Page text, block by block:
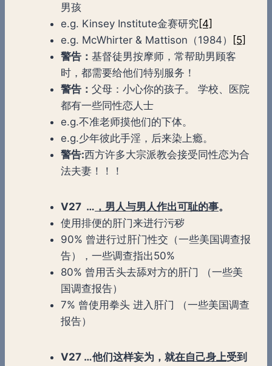
男孩
e.g. Kinsey Institute金赛研究 [4]
e.g. McWhirter & Mattison（1984）
[5]
警告： 基督徒男按摩师，常帮助男顾客
时，都需要给他们特别服务！
警告： 父母：小心你的孩子。 学校、医院
都有一些同性恋人士
e.g.不准老师摸他们的下体。
e.g.少年彼此手淫，后来染上瘾。
警告:西方许多大宗派教会接受同性恋为合
法夫妻！！！
V27 … ，男人与男人作出可耻的事。
使用排便的肝门来进行污秽
90% 曾进行过肝门性交（一些美国调查报
告），一些调查指出50%
80% 曾用舌头去舔对方的肝门 （一些美
国调查报告）
7% 曾使用拳头 进入肝门 （一些美国调查
报告）
V27 …他们这样妄为，就在自己身上受到